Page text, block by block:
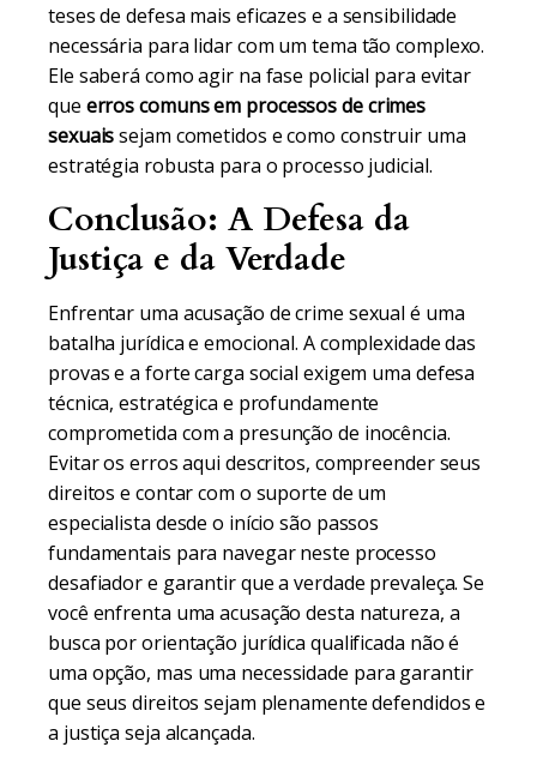
teses de defesa mais eficazes e a sensibilidade
necessária para lidar com um tema tão complexo.
Ele saberá como agir na fase policial para evitar
que erros comuns em processos de crimes
sexuaissejam cometidos e como construir uma
estratégia robusta para o processo judicial.
Conclusão: A Defesa da
Justiça e da Verdade
Enfrentar uma acusação de crime sexual é uma
batalha jurídica e emocional. A complexidade das
provas e a forte carga social exigem uma defesa
técnica, estratégica e profundamente
comprometida com a presunção de inocência.
Evitar os erros aqui descritos, compreender seus
direitos e contar com o suporte de um
especialista desde o início são passos
fundamentais para navegar neste processo
desafiador e garantir que a verdade prevaleça. Se
você enfrenta uma acusação desta natureza, a
busca por orientação jurídica qualificada não é
uma opção, mas uma necessidade para garantir
que seus direitos sejam plenamente defendidos e
a justiça seja alcançada.